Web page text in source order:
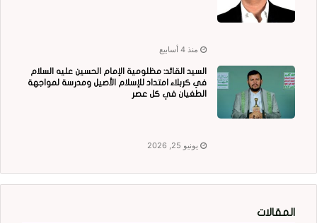
منذ 4 أسابيع
السيد القائد: مظلومية الإمام الحسين عليه السلام
في كربلاء امتداد للإسلام الأصيل ومدرسة لمواجهة
الطغيان في كل عصر
يونيو 25, 2026
المقالات